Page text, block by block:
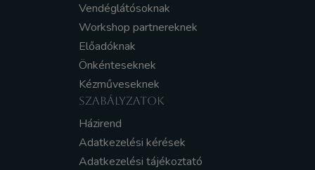
Vendéglátósoknak
Workshop partnereknek
Előadóknak
Önkénteseknek
Kézműveseknek
SZABÁLYZATOK
Házirend
Adatkezelési kérések
Adatkezelési tájékoztató